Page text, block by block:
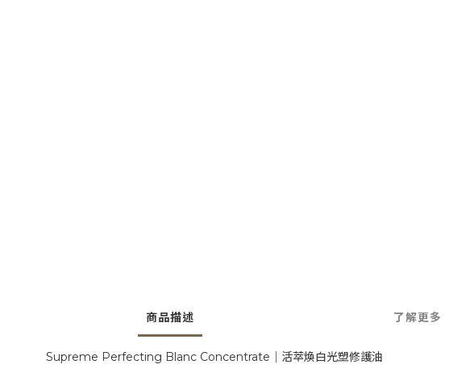
商品描述 了解更多
Supreme Perfecting Blanc Concentrate｜活萃煥白光塑修護油